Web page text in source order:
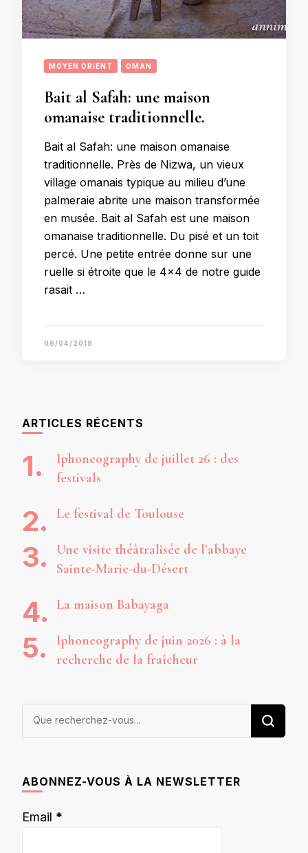
MOYEN ORIENT OMAN
Bait al Safah: une maison
omanaise traditionnelle.
Bait al Safah: une maison omanaise
traditionnelle. Près de Nizwa, un vieux
village omanais typique au milieu d’une
palmeraie abrite une maison transformée
en musée. Bait al Safah est une maison
omanaise traditionnelle. Du pisé et un toit
percé. Une petite entrée donne sur une
ruelle si étroite que le 4×4 de notre guide
rasait …
06/04/2018
ARTICLES RÉCENTS
Iphoneography de juillet 26 : des
festivals
Le festival de Toulouse
Une visite théâtralisée de l’abbaye
Sainte-Marie-du-Désert
La maison Babayaga
Iphoneography de juin 2026 : à la
recherche de la fraîcheur
Vous
ABONNEZ-VOUS À LA NEWSLETTER
Email *